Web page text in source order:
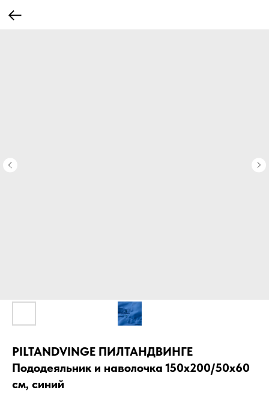
PILTANDVINGE ПИЛТАНДВИНГЕ
Пододеяльник и наволочка 150х200/50х60
см, синий